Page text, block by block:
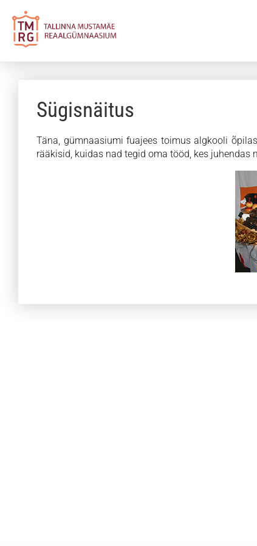
Sügisnäitus
Täna, gümnaasiumi fuajees toimus algkooli
rääkisid, kuidas nad tegid oma tööd, kes